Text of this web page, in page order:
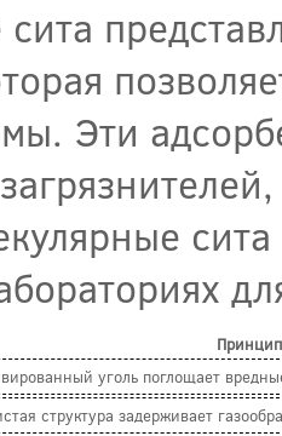
Эти
уголь поглощает
структура задерживает